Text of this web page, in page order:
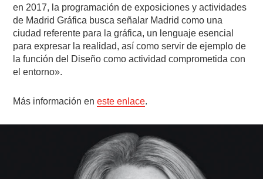
en 2017, la programación de exposiciones y actividades
de Madrid Gráfica busca señalar Madrid como una
ciudad referente para la gráfica, un lenguaje esencial
para expresar la realidad, así como servir de ejemplo de
la función del Diseño como actividad comprometida con
el entorno».
Más información eneste enlace.